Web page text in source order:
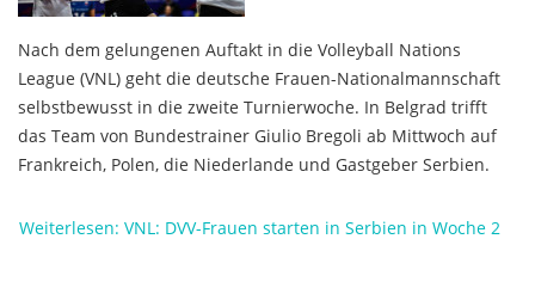
Nach dem gelungenen Auftakt in die Volleyball Nations
League (VNL) geht die deutsche Frauen-Nationalmannschaft
selbstbewusst in die zweite Turnierwoche. In Belgrad trifft
das Team von Bundestrainer Giulio Bregoli ab Mittwoch auf
Frankreich, Polen, die Niederlande und Gastgeber Serbien.
Weiterlesen: VNL: DVV-Frauen starten in Serbien in Woche 2